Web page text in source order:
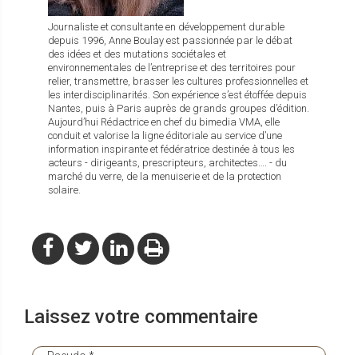
Journaliste et consultante en développement durable
depuis 1996, Anne Boulay est passionnée par le débat
des idées et des mutations sociétales et
environnementales de l’entreprise et des territoires pour
relier, transmettre, brasser les cultures professionnelles et
les interdisciplinarités. Son expérience s’est étoffée depuis
Nantes, puis à Paris auprès de grands groupes d’édition.
Aujourd’hui Rédactrice en chef du bimedia VMA, elle
conduit et valorise la ligne éditoriale au service d’une
information inspirante et fédératrice destinée à tous les
acteurs - dirigeants, prescripteurs, architectes…. - du
marché du verre, de la menuiserie et de la protection
solaire.
Laissez votre commentaire